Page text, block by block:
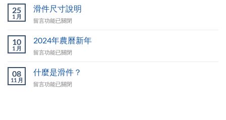
假〉
可
以
指
包
到
我
指
25
1 月
滑件尺寸說明
在
件
寸
明〉
留言功能已關閉
10
1 月
2024年農曆新年
在
年
農
曆
留言功能已關閉
08
11 月
什麼是滑件？
在
留言功能已關閉